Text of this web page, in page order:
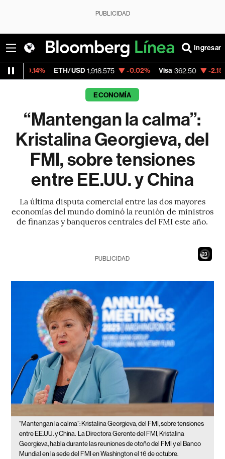
PUBLICIDAD
Ingresar
ETH/USD 1,918.575 -0.02% Visa 362.50 -2.15%
ECONOMÍA
“Mantengan la calma”:
Kristalina Georgieva, del
FMI, sobre tensiones
entre EE.UU. y China
La última disputa comercial entre las dos mayores
economías del mundo dominó la reunión de ministros
de finanzas y banqueros centrales del FMI este año.
21
PUBLICIDAD
“Mantengan la calma”: Kristalina Georgieva, del FMI, sobre tensiones
entre EE.UU. y China.
La Directora Gerente del FMI, Kristalina
Georgieva, habla durante las reuniones de otoño del FMI y el Banco
Mundial en la sede del FMI en Washington el 16 de octubre.